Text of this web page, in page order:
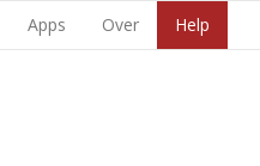
Apps Over Help